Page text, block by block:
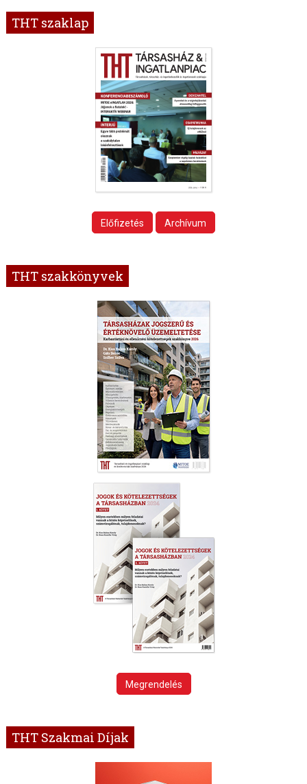
THT szaklap
Előfizetés Archívum
THT szakkönyvek
Megrendelés
THT Szakmai Díjak